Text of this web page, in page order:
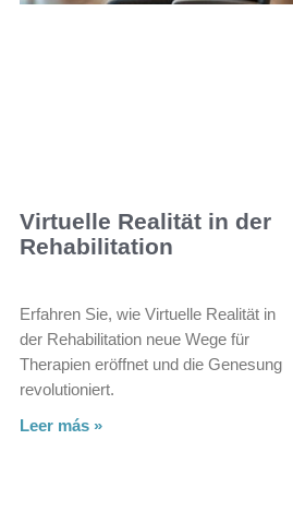
Virtuelle Realität in der
Rehabilitation
Erfahren Sie, wie Virtuelle Realität in
der Rehabilitation neue Wege für
Therapien eröffnet und die Genesung
revolutioniert.
Leer más »